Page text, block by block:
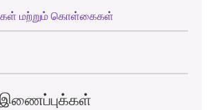
மற்றும் கொள்கைகள்